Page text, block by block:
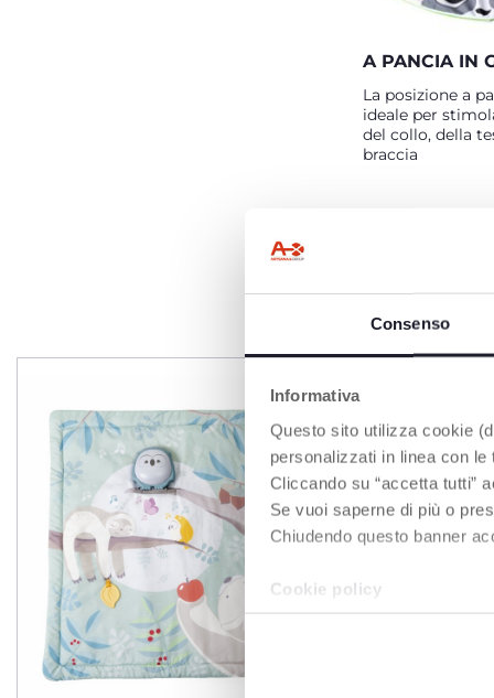
Consenso
Informativa
Questo sito utilizza cookie
personalizzati in linea con
Cliccando su “accetta tutti”
Se vuoi saperne di più o
Chiudendo questo banner
Cookie policy
A PANCIA IN
La posizione a
ideale per
del collo, della
braccia